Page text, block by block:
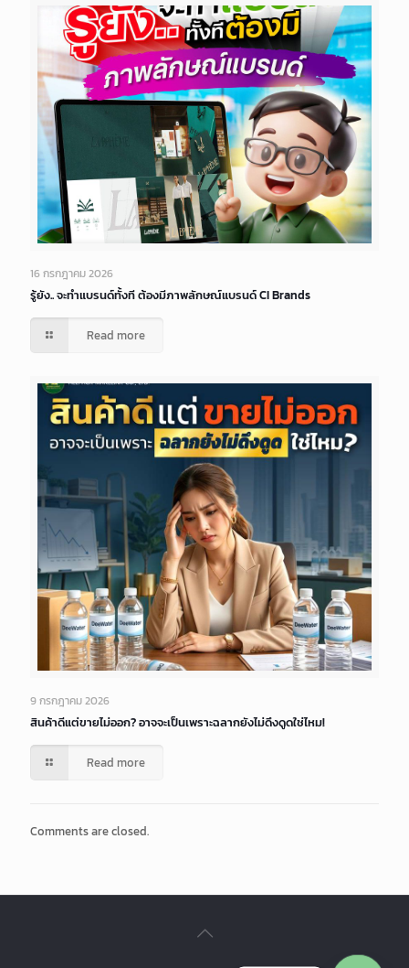
16 กรกฎาคม 2026
รู้ยัง.. จะทำแบรนด์ทั้งที ต้องมีภาพลักษณ์แบรนด์ CI Brands
Read more
9 กรกฎาคม 2026
สินค้าดีแต่ขายไม่ออก? อาจจะเป็นเพราะฉลากยังไม่ดึงดูดใช่ไหม!
Read more
Comments are closed.